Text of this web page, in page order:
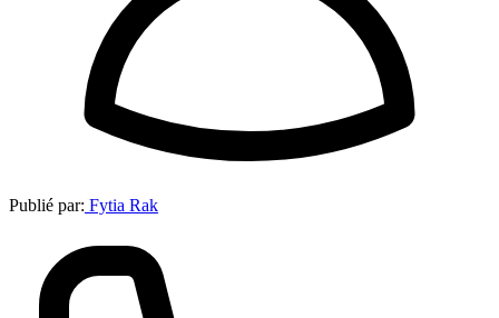
Publié par: Fytia Rak